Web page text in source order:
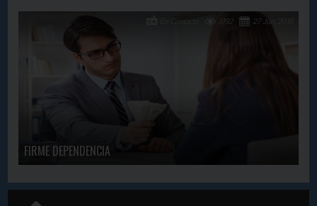
FIRME DEPENDENCIA
27 Jun, 2018
3192
En Contacto